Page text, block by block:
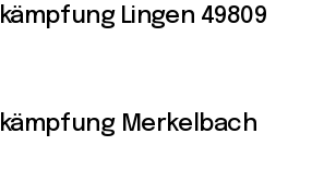
Lingen 49809
Merkelbach